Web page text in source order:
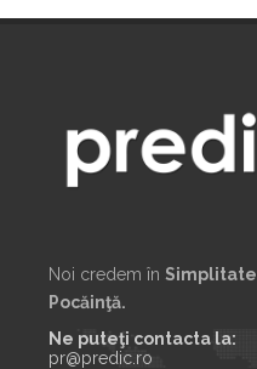
Noi credem în Simplitate
Pocăinţă.
Ne puteţi contacta la:
pr@predic.ro